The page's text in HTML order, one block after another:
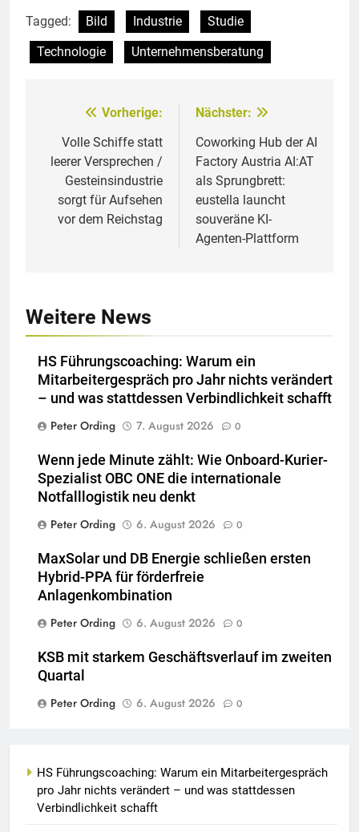
Tagged: Bild Industrie
Studie
Technologie
Unternehmensberatung
Beitragsnavigation
Vorherige:
Volle Schiffe statt
leerer Versprechen /
Gesteinsindustrie
sorgt für Aufsehen
vor dem Reichstag
Nächster:
Coworking Hub der AI
Factory Austria AI:AT
als Sprungbrett:
eustella launcht
souveräne KI-
Agenten-Plattform
Weitere News
HS Führungscoaching: Warum ein
Mitarbeitergespräch pro Jahr nichts verändert
– und was stattdessen Verbindlichkeit schafft
Peter Ording
7. August 2026 0
Wenn jede Minute zählt: Wie Onboard-Kurier-
Spezialist OBC ONE die internationale
Notfalllogistik neu denkt
Peter Ording
6. August 2026 0
MaxSolar und DB Energie schließen ersten
Hybrid-PPA für förderfreie
Anlagenkombination
Peter Ording
6. August 2026 0
KSB mit starkem Geschäftsverlauf im zweiten
Quartal
Peter Ording
6. August 2026 0
HS Führungscoaching: Warum ein Mitarbeitergespräch
pro Jahr nichts verändert – und was stattdessen
Verbindlichkeit schafft